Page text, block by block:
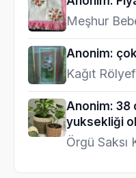
Meşhur
Anonim:
Kağıt Rölyef
Anonim: 38
yuksekliği
Örgü Saksı